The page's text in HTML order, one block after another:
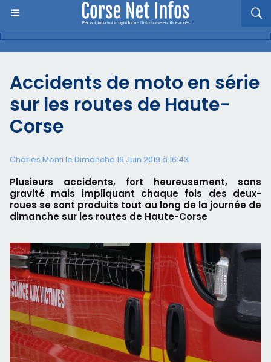
Accidents de moto en série
sur les routes de Haute-
Corse
Charles Monti le Dimanche 16 Juin 2019 à 16:43
Plusieurs accidents, fort heureusement, sans
gravité mais impliquant chaque fois des deux-
roues se sont produits tout au long de la journée de
dimanche sur les routes de Haute-Corse